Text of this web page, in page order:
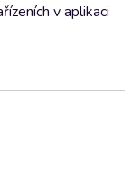
v aplikaci